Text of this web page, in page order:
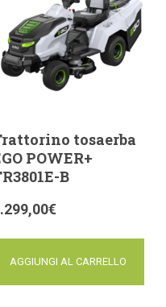
tosaerba
POWER+
B
€
AGGIUNGI AL CARRELLO